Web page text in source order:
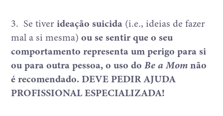
3. Se tiverideação suicida(i.e., ideias de fazer
mal a si mesma)ou se sentir que o seu
comportamento representa um perigo para si
ou para outra pessoa, o uso do Be a Momnão
é recomendado. DEVE PEDIR AJUDA
PROFISSIONAL ESPECIALIZADA!